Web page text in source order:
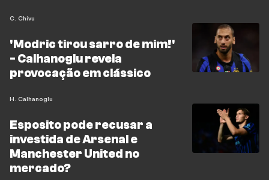
C. Chivu
'Modric tirou sarro de mim!'
- Calhanoglu revela
provocação em clássico
H. Calhanoglu
Esposito pode recusar a
investida de Arsenal e
Manchester United no
mercado?